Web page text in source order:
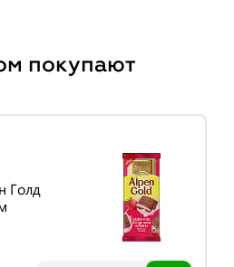
покупают
Голд